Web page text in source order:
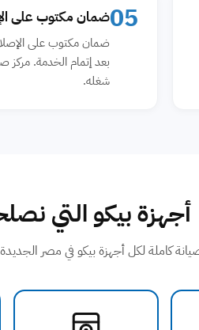
05ضمان مكتوب على
ضمان مكتوب على
بعد إتمام الخدمة. مركز
شغله.
أجهزة بيكو التي
كاملة لكل أجهزة بيكو في مصر